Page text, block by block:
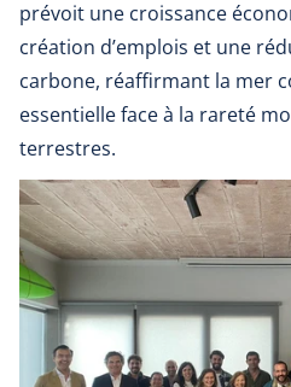
prévoit une croissance
création d’emplois et une
carbone, réaffirmant la mer
essentielle face à la rareté
terrestres.